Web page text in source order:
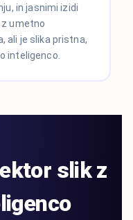
in jasnimi izidi
z umetno
ali je slika pristna,
inteligenco.
slik z